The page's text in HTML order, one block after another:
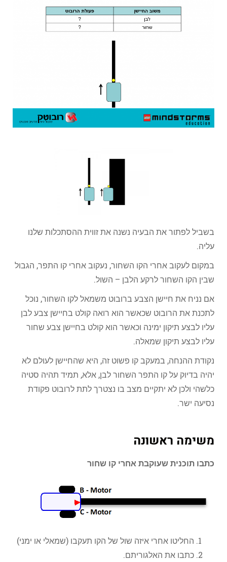
בשביל לפתור את הבעיה נשנה את זווית ההסתכלות שלנו
עליה.
במקום לעקוב אחרי הקו השחור, נעקוב אחרי קו התפר, הגבול
שבין הקו השחור לרקע הלבן – השול.
אם נניח את חיישן הצבע ברובוט משמאל לקו השחור, נוכל
לתכנת את הרובוט שכאשר הוא רואה קולט בחיישן צבע לבן
עליו לבצע תיקון ימינה וכאשר הוא קולט בחיישן צבע שחור
עליו לבצע תיקון שמאלה.
נקודת ההנחה, במעקב קו פשוט זה, היא שהחיישן לעולם לא
יהיה בדיוק על קו התפר השחור לבן, אלא, תמיד תהיה סטיה
כלשהי ולכן לא יתקיים מצב בו נצטרך לתת לרובוט פקודת
נסיעה ישר.
משימה ראשונה
כתבו תוכנית שעוקבת אחרי קו שחור
החליטו אחרי איזה שול של הקו תעקבו (שמאלי או ימני)
כתבו את האלגוריתם.